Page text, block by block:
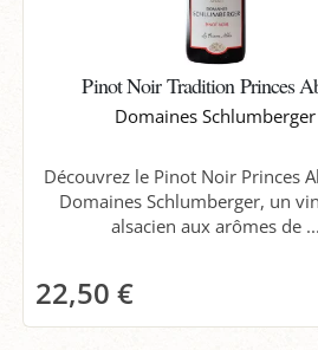
Pinot Noir Tradition Princes
Domaines Schlumberger
Découvrez le Pinot Noir Princes
Domaines Schlumberger, un
alsacien aux arômes de ...
22,50 €